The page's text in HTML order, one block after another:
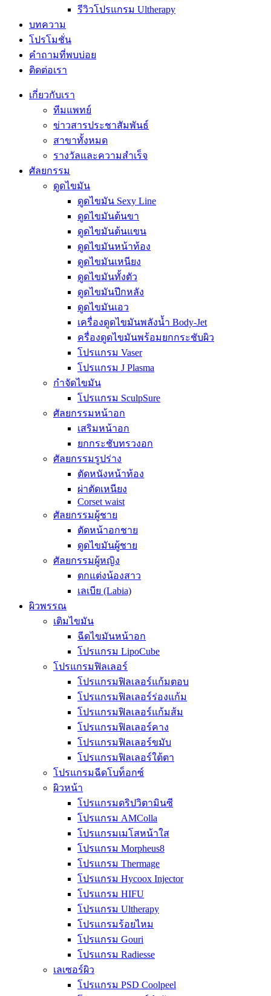
รีวิวโปรแกรม Ultherapy
บทความ
โปรโมชั่น
คำถามที่พบบ่อย
ติดต่อเรา
เกี่ยวกับเรา
ทีมแพทย์
ข่าวสารประชาสัมพันธ์
สาขาทั้งหมด
รางวัลและความสำเร็จ
ศัลยกรรม
ดูดไขมัน
ดูดไขมัน Sexy Line
ดูดไขมันต้นขา
ดูดไขมันต้นแขน
ดูดไขมันหน้าท้อง
ดูดไขมันเหนียง
ดูดไขมันทั้งตัว
ดูดไขมันปีกหลัง
ดูดไขมันเอว
เครื่องดูดไขมันพลังน้ำ Body-Jet
ครื่องดูดไขมันพร้อมยกกระชับผิว
โปรแกรม Vaser
โปรแกรม J Plasma
กำจัดไขมัน
โปรแกรม SculpSure
ศัลยกรรมหน้าอก
เสริมหน้าอก
ยกกระชับทรวงอก
ศัลยกรรมรูปร่าง
ตัดหนังหน้าท้อง
ผ่าตัดเหนียง
Corset waist
ศัลยกรรมผู้ชาย
ตัดหน้าอกชาย
ดูดไขมันผู้ชาย
ศัลยกรรมผู้หญิง
ตกแต่งน้องสาว
เลเบีย (Labia)
ผิวพรรณ
เติมไขมัน
ฉีดไขมันหน้าอก
โปรแกรม LipoCube
โปรแกรมฟิลเลอร์
โปรแกรมฟิลเลอร์แก้มตอบ
โปรแกรมฟิลเลอร์ร่องแก้ม
โปรแกรมฟิลเลอร์แก้มส้ม
โปรแกรมฟิลเลอร์คาง
โปรแกรมฟิลเลอร์ขมับ
โปรแกรมฟิลเลอร์ใต้ตา
โปรแกรมฉีดโบท็อกซ์
ผิวหน้า
โปรแกรมดริปวิตามินซี
โปรแกรม AMColla
โปรแกรมเมโสหน้าใส
โปรแกรม Morpheus8
โปรแกรม Thermage
โปรแกรม Hycoox Injector
โปรแกรม HIFU
โปรแกรม Ultherapy
โปรแกรมร้อยไหม
โปรแกรม Gouri
โปรแกรม Radiesse
เลเซอร์ผิว
โปรแกรม PSD Coolpeel